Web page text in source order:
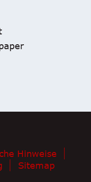
Hinweise
Sitemap